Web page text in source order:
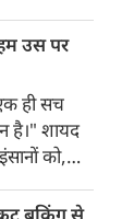
रूरल
के
ही वृद्ध
श्रेणी में
उस पर
ही सच
है।" शायद
को,